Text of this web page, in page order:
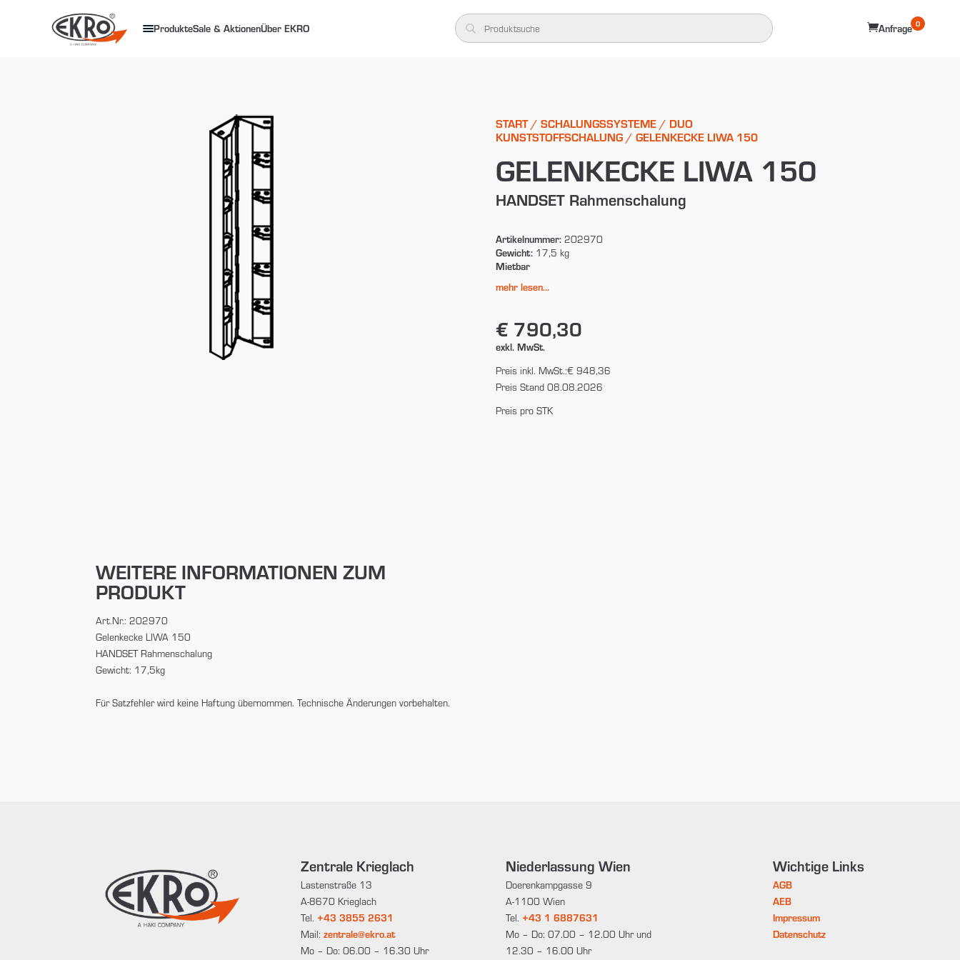
ProdukteSale & AktionenÜber EKRO Anfrage 0
START/ SCHALUNGSSYSTEME/ DUO
KUNSTSTOFFSCHALUNG/ GELENKECKE LIWA 150
GELENKECKE LIWA 150
HANDSET Rahmenschalung
Artikelnummer:202970
Gewicht:17,5 kg
Mietbar
mehr lesen...
€ 790,30
exkl. MwSt.
Preis inkl. MwSt.:€ 948,36
Preis Stand 08.08.2026
Preis pro STK
WEITERE INFORMATIONEN ZUM
PRODUKT
Art.Nr.: 202970
Gelenkecke LIWA 150
HANDSET Rahmenschalung
Gewicht: 17,5kg
Für Satzfehler wird keine Haftung übernommen. Technische Änderungen vorbehalten.
Zentrale Krieglach
Lastenstraße 13
A-8670 Krieglach
Tel. +43 3855 2631
Mail:zentrale@ekro.at
Mo – Do: 06.00 – 16.30 Uhr
Niederlassung Wien
Doerenkampgasse 9
A-1100 Wien
Tel. +43 1 6887631
Mo – Do: 07.00 – 12.00 Uhr und
12.30 – 16.00 Uhr
Wichtige Links
AGB
AEB
Impressum
Datenschutz